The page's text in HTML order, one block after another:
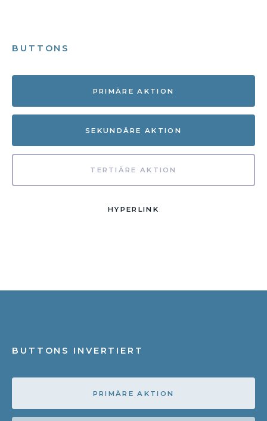
BUTTONS
PRIMÄRE AKTION
SEKUNDÄRE AKTION
TERTIÄRE AKTION
HYPERLINK
BUTTONS INVERTIERT
PRIMÄRE AKTION